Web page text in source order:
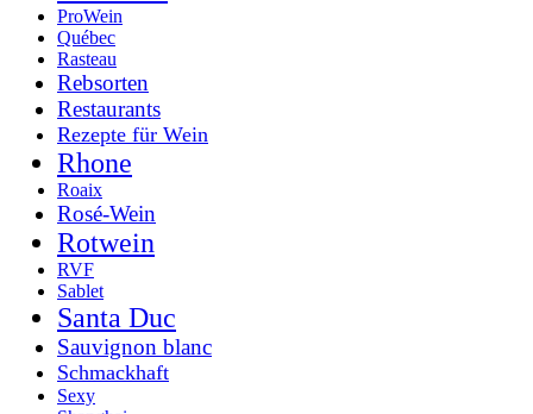
ProWein
Québec
Rasteau
Rebsorten
Restaurants
Rezepte für Wein
Rhone
Roaix
Rosé-Wein
Rotwein
RVF
Sablet
Santa Duc
Sauvignon blanc
Schmackhaft
Sexy